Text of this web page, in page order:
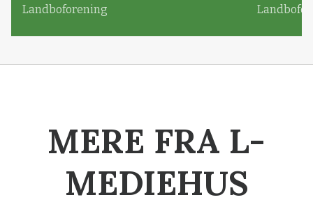
Landboforening
MERE FRA L-
MEDIEHUS